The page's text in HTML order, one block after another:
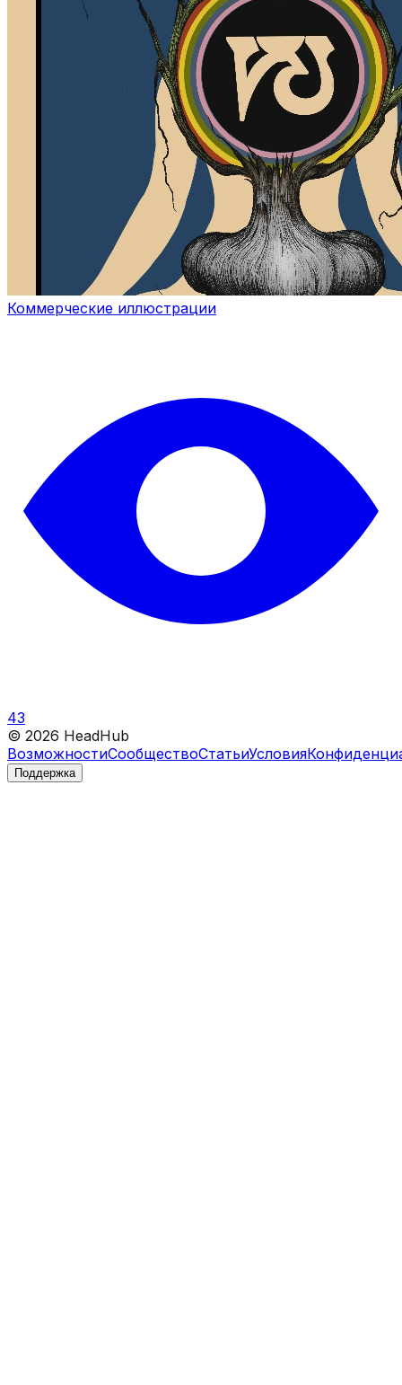
Коммерческие иллюстрации
43
© 2026 HeadHub
ВозможностиСообществоСтатьиУсловия
Поддержка